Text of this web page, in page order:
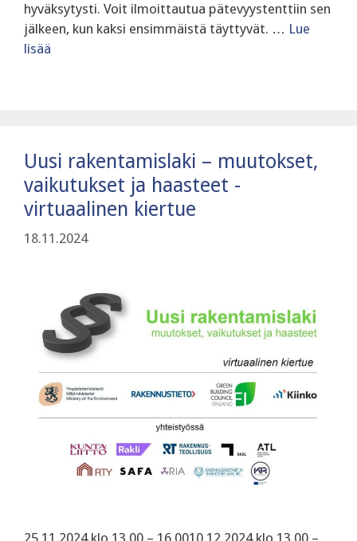
hyväksytysti. Voit ilmoittautua pätevyystenttiin sen
jälkeen, kun kaksi ensimmäistä täyttyvät. … Lue
lisää
Uusi rakentamislaki – muutokset,
vaikutukset ja haasteet -
virtuaalinen kiertue
18.11.2024
25.11.2024 klo 13.00 – 16.0010.12.2024 klo 13.00 –